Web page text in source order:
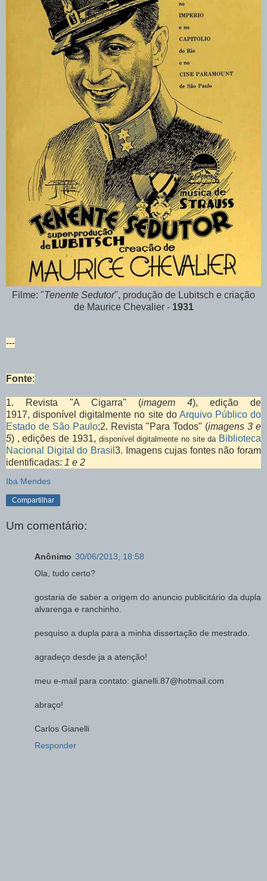
Filme: "Tenente Sedutor", produção de Lubitsch e criação
de Maurice Chevalier - 1931
---
Fonte:
1. Revista "A Cigarra" (imagem 4), edição de
1917,disponível digitalmente no site do Arquivo Público do
Estado de São Paulo;2. Revista "Para Todos" (imagens 3 e
5) , edições de 1931, disponível digitalmente no site da Biblioteca
Nacional Digital do Brasil 3. Imagens cujas fontes não foram
identificadas: 1 e 2
Iba Mendes
Compartilhar
Um comentário:
Anônimo 30/06/2013, 18:58
Ola, tudo certo?
gostaria de saber a origem do anuncio publicitário da dupla
alvarenga e ranchinho.
pesquiso a dupla para a minha dissertação de mestrado.
agradeço desde ja a atenção!
meu e-mail para contato: gianelli.87@hotmail.com
abraço!
Carlos Gianelli
Responder